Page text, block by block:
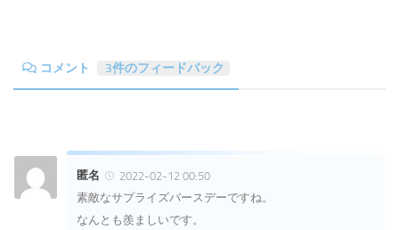
コメント 3件のフィードバック
匿名
2022-02-12 00:50
素敵なサプライズバースデーですね。
なんとも羨ましいです。